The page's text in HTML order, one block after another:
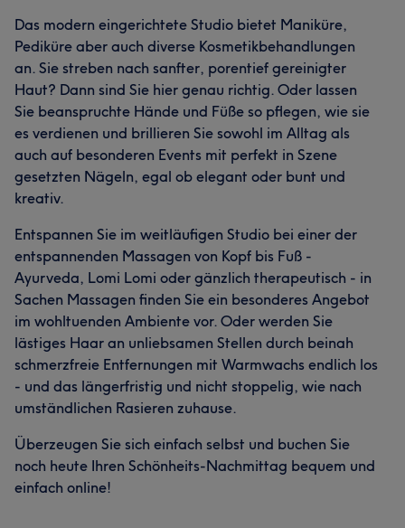
Das modern eingerichtete Studio bietet Maniküre,
Pediküre aber auch diverse Kosmetikbehandlungen
an. Sie streben nach sanfter, porentief gereinigter
Haut? Dann sind Sie hier genau richtig. Oder lassen
Sie beanspruchte Hände und Füße so pflegen, wie sie
es verdienen und brillieren Sie sowohl im Alltag als
auch auf besonderen Events mit perfekt in Szene
gesetzten Nägeln, egal ob elegant oder bunt und
kreativ.
Entspannen Sie im weitläufigen Studio bei einer der
entspannenden Massagen von Kopf bis Fuß -
Ayurveda, Lomi Lomi oder gänzlich therapeutisch - in
Sachen Massagen finden Sie ein besonderes Angebot
im wohltuenden Ambiente vor. Oder werden Sie
lästiges Haar an unliebsamen Stellen durch beinah
schmerzfreie Entfernungen mit Warmwachs endlich los
- und das längerfristig und nicht stoppelig, wie nach
umständlichen Rasieren zuhause.
Überzeugen Sie sich einfach selbst und buchen Sie
noch heute Ihren Schönheits-Nachmittag bequem und
einfach online!